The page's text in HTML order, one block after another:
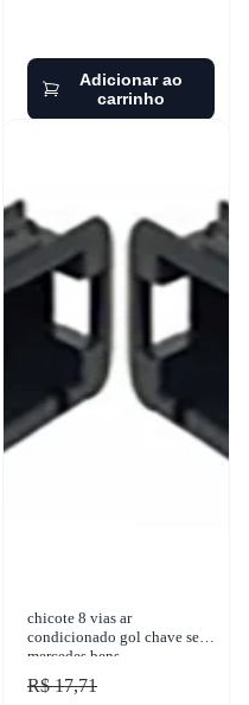
Adicionar ao
carrinho
chicote 8 vias ar
condicionado gol chave seta
mercedes bens
R$ 17,71